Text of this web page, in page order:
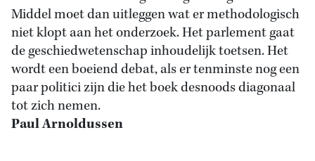
Middel moet dan uitleggen wat er methodologisch
niet klopt aan het onderzoek. Het parlement gaat
de geschiedwetenschap inhoudelijk toetsen. Het
wordt een boeiend debat, als er tenminste nog een
paar politici zijn die het boek desnoods diagonaal
tot zich nemen.
Paul Arnoldussen